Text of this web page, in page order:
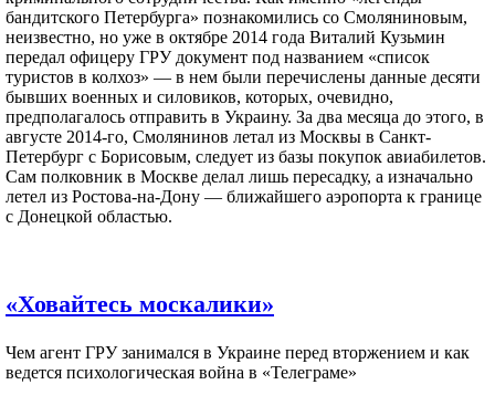
бандитского Петербурга» познакомились со Смоляниновым,
неизвестно, но уже в октябре 2014 года Виталий Кузьмин
передал офицеру ГРУ документ под названием «список
туристов в колхоз» — в нем были перечислены данные десяти
бывших военных и силовиков, которых, очевидно,
предполагалось отправить в Украину. За два месяца до этого, в
августе 2014-го, Смолянинов летал из Москвы в Санкт-
Петербург с Борисовым, следует из базы покупок авиабилетов.
Сам полковник в Москве делал лишь пересадку, а изначально
летел из Ростова-на-Дону — ближайшего аэропорта к границе
с Донецкой областью.
«Ховайтесь москалики»
Чем агент ГРУ занимался в Украине перед вторжением и как
ведется психологическая война в «Телеграме»